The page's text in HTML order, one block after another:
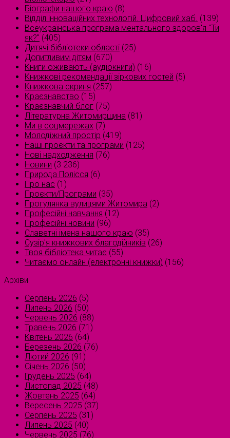
Біографи нашого краю (8)
Відділ інноваційних технологій. Цифровий хаб. (139)
Всеукраїнська програма ментального здоров'я "Ти
як?" (405)
Дитячі бібліотеки області (25)
Допитливим дітям (670)
Книги оживають (аудіокниги) (16)
Книжкові рекомендації зіркових гостей (5)
Книжкова скриня (257)
Краєзнавство (15)
Краєзнавчий блог (75)
Літературна Житомирщина (81)
Ми в соцмережах (7)
Молодіжний простір (419)
Наші проєкти та програми (125)
Нові надходження (76)
Новини (3 236)
Природа Полісся (6)
Про нас (1)
Проєкти/Програми (35)
Прогулянка вулицями Житомира (2)
Професійні навчання (12)
Професійні новини (96)
Славетні імена нашого краю (35)
Сузірʼя книжкових благодійників (26)
Твоя бібліотека читає (55)
Читаємо онлайн (електронні книжки) (156)
Архіви
Серпень 2026 (5)
Липень 2026 (50)
Червень 2026 (88)
Травень 2026 (71)
Квітень 2026 (64)
Березень 2026 (76)
Лютий 2026 (91)
Січень 2026 (50)
Грудень 2025 (64)
Листопад 2025 (48)
Жовтень 2025 (64)
Вересень 2025 (37)
Серпень 2025 (31)
Липень 2025 (40)
Червень 2025 (76)